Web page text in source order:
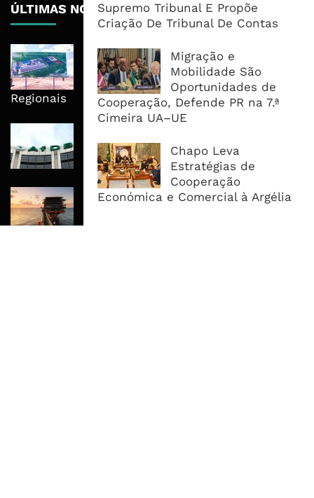
Supremo Tribunal E Propõe
Criação De Tribunal De Contas
Migração e
Mobilidade São
Oportunidades de
Cooperação, Defende PR na 7.ª
Cimeira UA–UE
Chapo Leva
Estratégias de
Cooperação
Económica e Comercial à Argélia
ÚLTIMAS NOTÍCIAS
Nova Capacidade Cimenteira Coloca
Moçambique No Caminho Da Auto-
Suficiência E Das Exportações
Regionais
Acelera Ligação Da Zâmbia Ao
Corredor Do Lobito
Rovuma LNG Avança Com Selecção